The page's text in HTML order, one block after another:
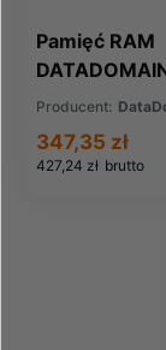
Pamięć RAM
DataDomain
MEM1X8G-1)
Producent:
427,24 zł brutto
347,35 zł